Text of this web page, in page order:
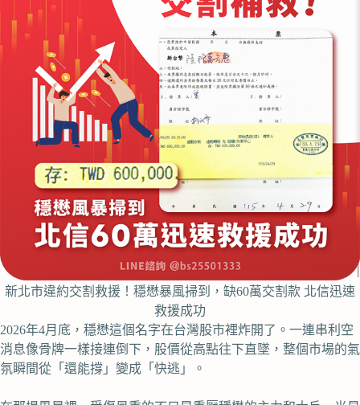
新北市違約交割救援！穩懋暴風掃到，缺60萬交割款 北信迅速
救援成功
2026年4月底，穩懋這個名字在台灣股市裡炸開了。一連串利空
消息像骨牌一樣接連倒下，股價從高點往下直墜，整個市場的氣
氛瞬間從「還能撐」變成「快逃」。